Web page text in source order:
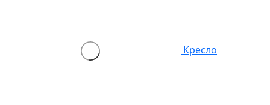
Кресло